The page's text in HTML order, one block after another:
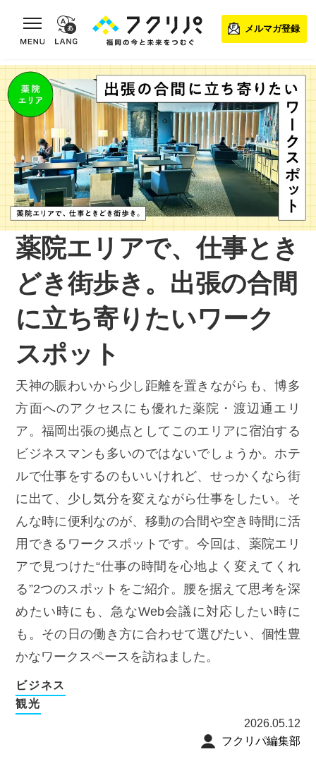
toggle navigation
メルマガ登録
薬院エリアで、仕事とき
どき街歩き。出張の合間
に立ち寄りたいワーク
スポット
天神の賑わいから少し距離を置きながらも、博多
方面へのアクセスにも優れた薬院・渡辺通エリ
ア。福岡出張の拠点としてこのエリアに宿泊する
ビジネスマンも多いのではないでしょうか。ホテ
ルで仕事をするのもいいけれど、せっかくなら街
に出て、少し気分を変えながら仕事をしたい。そ
んな時に便利なのが、移動の合間や空き時間に活
用できるワークスポットです。今回は、薬院エリ
アで見つけた“仕事の時間を心地よく変えてくれ
る”2つのスポットをご紹介。腰を据えて思考を深
めたい時にも、急なWeb会議に対応したい時に
も。その日の働き方に合わせて選びたい、個性豊
かなワークスペースを訪ねました。
ビジネス
観光
2026.05.12
フクリパ編集部